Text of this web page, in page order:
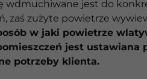
wdmuchiwane jest do
zaś zużyte powietrze
w jaki powietrze
jest ustawiana
potrzeby klienta.